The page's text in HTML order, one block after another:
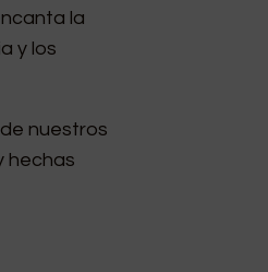
la
y los
nuestros
hechas